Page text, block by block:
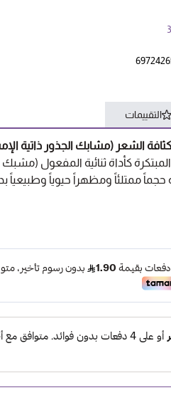
3
التقييمات
الشعر (مشابك الجذور ذاتية
كأداة ثنائية المفعول
ممتلئاً ومظهراً حيوياً وطبيعياً
المشابك على شعر جاف وممشط، أو رطب
المشبك وضعيه مباشرة عندجذور
المراد زيادة كثافتها.
الحاجة لدبابيس إضافية.